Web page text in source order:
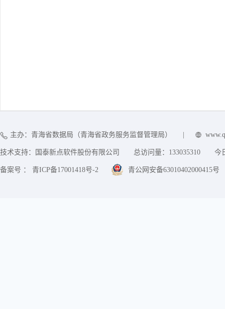
主办：青海省数据局（青海省政务服务监督管理局）
技术支持：国泰新点软件股份有限公司 总访问量： 133035310 今
备案号 ： 青ICP备17001418号-2 青公网安备63010402000415号